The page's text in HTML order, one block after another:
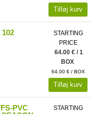
Tilføj kurv
STARTING
PRICE
64.00 € / 1
BOX
64.00 € / BOX
Tilføj kurv
PVC
STARTING